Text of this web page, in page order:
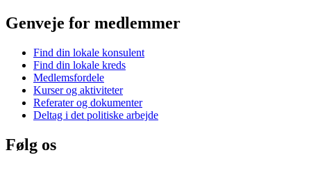
Genveje for medlemmer
Find din lokale konsulent
Find din lokale kreds
Medlemsfordele
Kurser og aktiviteter
Referater og dokumenter
Deltag i det politiske arbejde
Følg os